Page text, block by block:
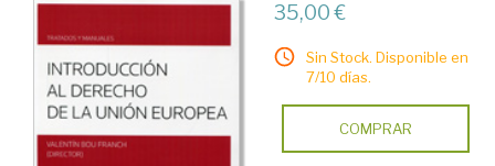
35,00 €
Sin Stock. Disponible en
7/10 días.
COMPRAR